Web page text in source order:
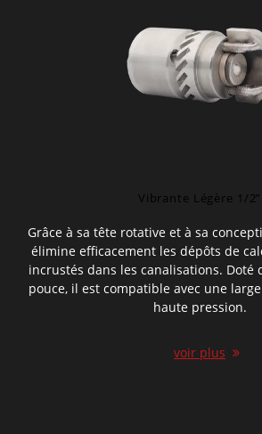
Vibrante Légère 1/2”
Grâce à sa tête rotative et à sa
élimine efficacement les dépôts de
incrustés dans les canalisations. Doté
pouce, il est compatible avec une
haute pression.
voir plus